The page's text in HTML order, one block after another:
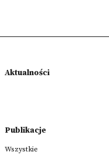
Aktualności
Publikacje
Wszystkie